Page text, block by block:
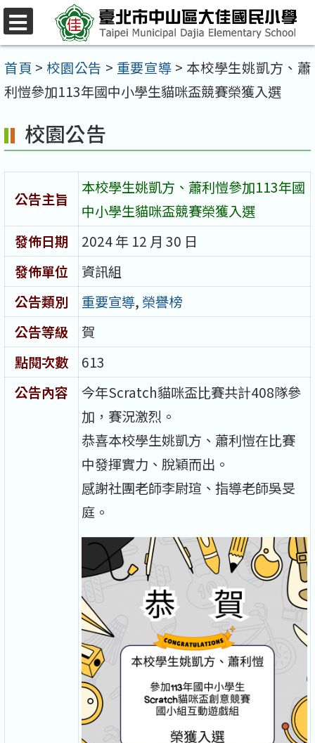
跳
至
主
要
容
區
首頁 > 校園公告 > 重要宣導 > 本校學生姚凱方、蕭
利愷參加113年國中小學生貓咪盃競賽榮獲入選
校園公告
公告主旨
本校學生姚凱方、蕭利愷參加113年國
中小學生貓咪盃競賽榮獲入選
發佈日期
2024 年 12 月 30 日
發佈單位
資訊組
公告類別
重要宣導, 榮譽榜
公告等級
賀
點閱次數
613
公告內容
今年Scratch貓咪盃比賽共計408隊參
加，賽況激烈。
恭喜本校學生姚凱方、蕭利愷在比賽
中發揮實力、脫穎而出。
感謝社團老師李尉瑄、指導老師吳旻
庭。
選
單